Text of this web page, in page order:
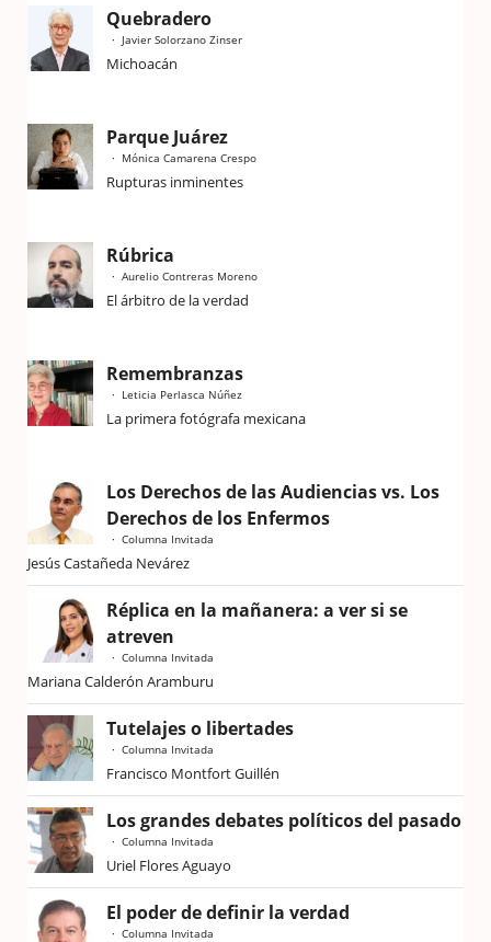
Quebradero
Javier Solorzano Zinser
Michoacán
Parque Juárez
Mónica Camarena Crespo
Rupturas inminentes
Rúbrica
Aurelio Contreras Moreno
El árbitro de la verdad
Remembranzas
Leticia Perlasca Núñez
La primera fotógrafa mexicana
Los Derechos de las Audiencias vs. Los
Derechos de los Enfermos
Columna Invitada
Jesús Castañeda Nevárez
Réplica en la mañanera: a ver si se
atreven
Columna Invitada
Mariana Calderón Aramburu
Tutelajes o libertades
Columna Invitada
Francisco Montfort Guillén
Los grandes debates políticos del pasado
Columna Invitada
Uriel Flores Aguayo
El poder de definir la verdad
Columna Invitada